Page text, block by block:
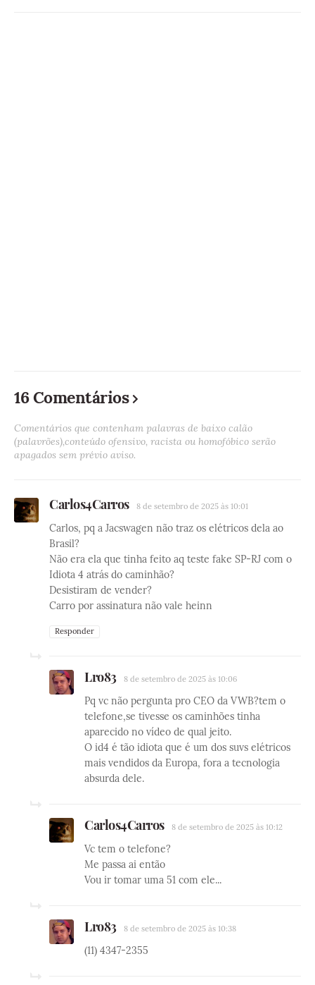
16 Comentários
Comentários que contenham palavras de baixo calão
(palavrões),conteúdo ofensivo, racista ou homofóbico serão
apagados sem prévio aviso.
Carlos4Carros 8 de setembro de 2025 às 10:01
Carlos, pq a Jacswagen não traz os elétricos dela ao
Brasil?
Não era ela que tinha feito aq teste fake SP-RJ com o
Idiota 4 atrás do caminhão?
Desistiram de vender?
Carro por assinatura não vale heinn
Responder
Lro83 8 de setembro de 2025 às 10:06
Pq vc não pergunta pro CEO da VWB?tem o
telefone,se tivesse os caminhões tinha
aparecido no vídeo de qual jeito.
O id4 é tão idiota que é um dos suvs elétricos
mais vendidos da Europa, fora a tecnologia
absurda dele.
Carlos4Carros 8 de setembro de 2025 às 10:12
Vc tem o telefone?
Me passa ai então
Vou ir tomar uma 51 com ele...
Lro83 8 de setembro de 2025 às 10:38
(11) 4347-2355